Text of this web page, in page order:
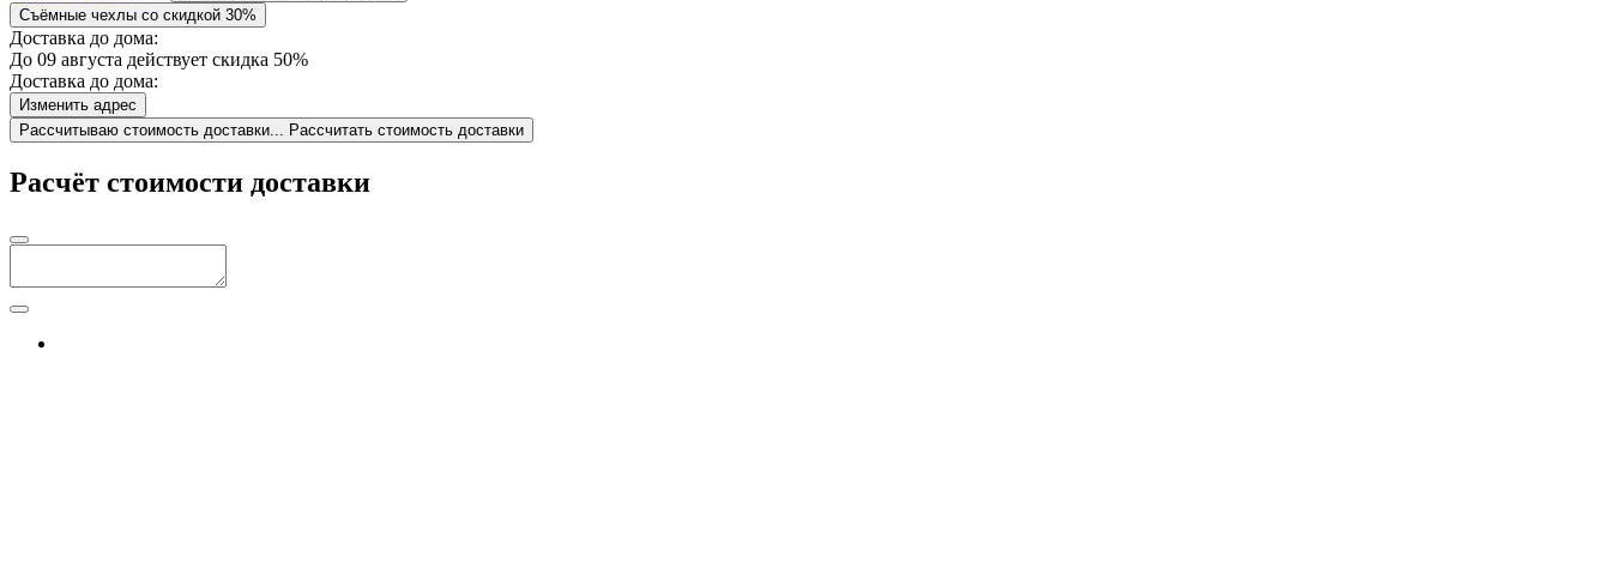
Съёмные чехлы со скидкой 30%
Доставка до дома:
До 09 августа действует скидка 50%
Доставка до дома:
Изменить адрес
Рассчитываю стоимость доставки...
Рассчитать стоимость доставки
Расчёт стоимости доставки